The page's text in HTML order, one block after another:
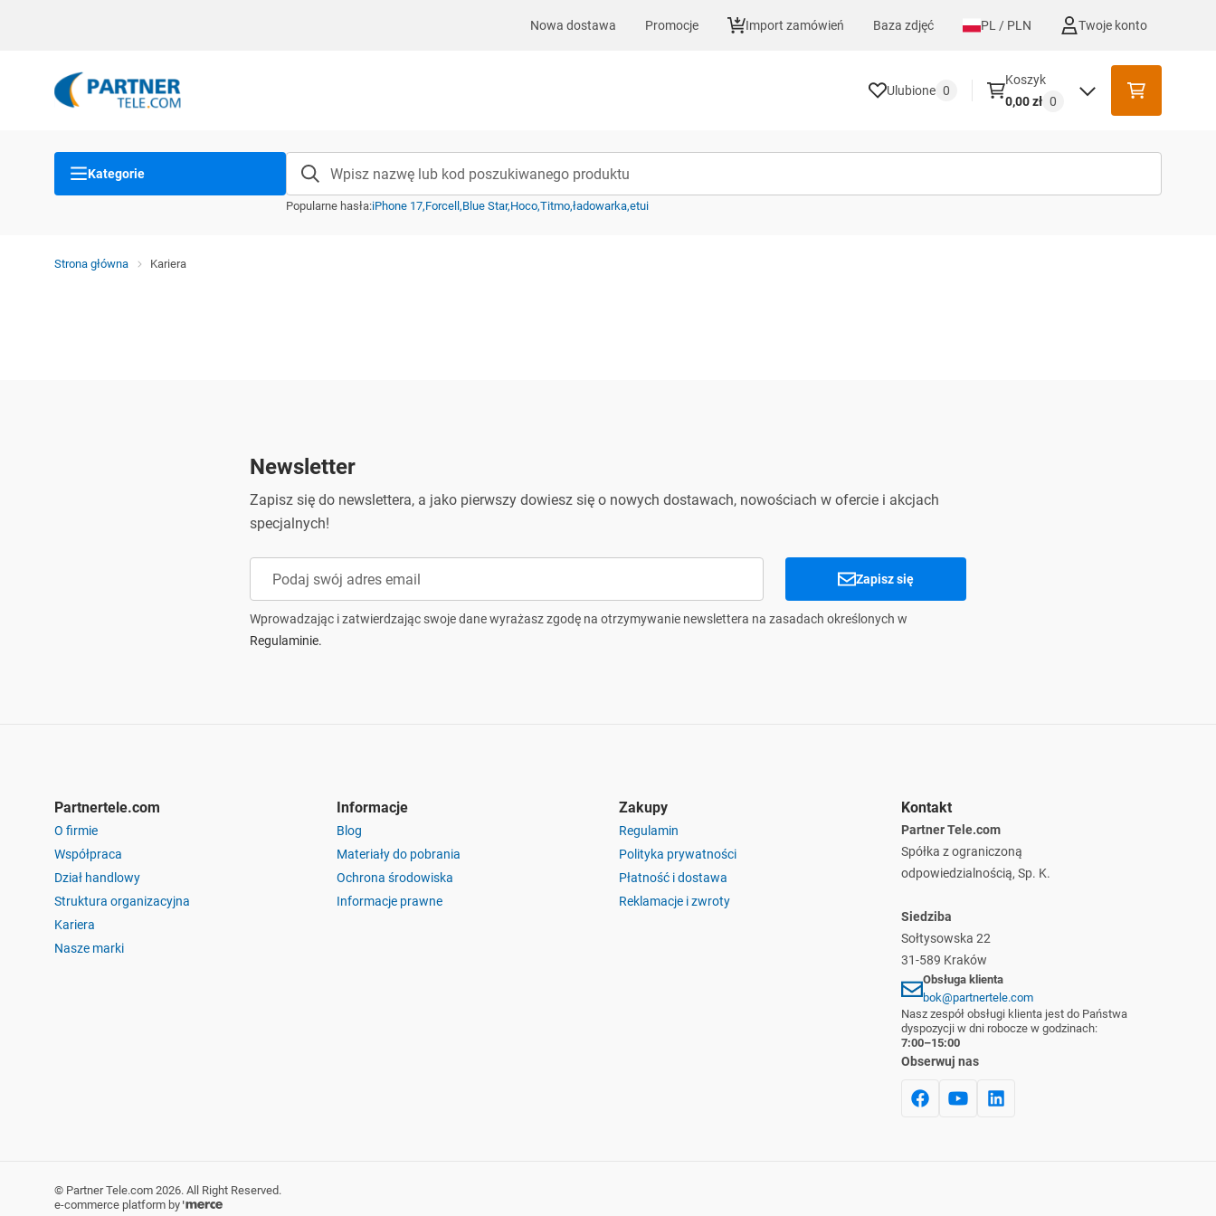
Nowa dostawa Promocje Import zamówień Baza zdjęć PL / PLN Twoje konto
Ulubione 0
Koszyk
0,00 zł 0
Kategorie
Popularne hasła:iPhone 17 Forcell Blue Star Hoco Titmo ładowarka etui
Strona główna Kariera
Newsletter
Zapisz się do newslettera, a jako pierwszy dowiesz się o nowych dostawach, nowościach w ofercie i akcjach
specjalnych!
Zapisz się
Wprowadzając i zatwierdzając swoje dane wyrażasz zgodę na otrzymywanie newslettera na zasadach określonych w
Regulaminie.
Partnertele.com
O firmie
Współpraca
Dział handlowy
Struktura organizacyjna
Kariera
Nasze marki
Informacje
Blog
Materiały do pobrania
Ochrona środowiska
Informacje prawne
Zakupy
Regulamin
Polityka prywatności
Płatność i dostawa
Reklamacje i zwroty
Kontakt
Partner Tele.com
Spółka z ograniczoną
odpowiedzialnością, Sp. K.
Siedziba
Sołtysowska 22
31-589 Kraków
Obsługa klienta
bok@partnertele.com
Nasz zespół obsługi klienta jest do Państwa
dyspozycji w dni robocze w godzinach:
7:00–15:00
Obserwuj nas
© Partner Tele.com 2026. All Right Reserved.
e-commerce platform by